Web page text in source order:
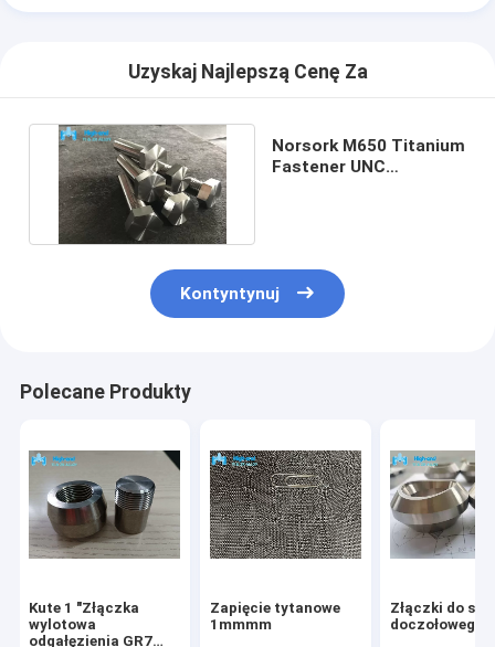
Uzyskaj Najlepszą Cenę Za
Norsork M650 Titanium
Fastener UNC
Kontyntynuj
Polecane Produkty
Kute 1 "Złączka
wylotowa
odgałęzienia GR7
Zapięcie tytanowe
1mmmm
Złączki do
doczołowego